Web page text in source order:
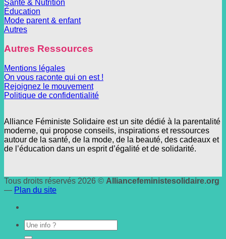
Santé & Nutrition
Éducation
Mode parent & enfant
Autres
Autres Ressources
Mentions légales
On vous raconte qui on est !
Rejoignez le mouvement
Politique de confidentialité
Alliance Féministe Solidaire est un site dédié à la parentalité
moderne, qui propose conseils, inspirations et ressources
autour de la santé, de la mode, de la beauté, des cadeaux et
de l’éducation dans un esprit d’égalité et de solidarité.
Tous droits réservés 2026 © Alliancefeministesolidaire.org
— Plan du site